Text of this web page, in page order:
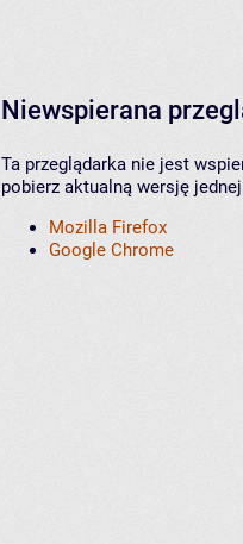
Niewspierana
Ta przeglądarka nie jest
pobierz aktualną wersję
Mozilla Firefox
Google Chrome